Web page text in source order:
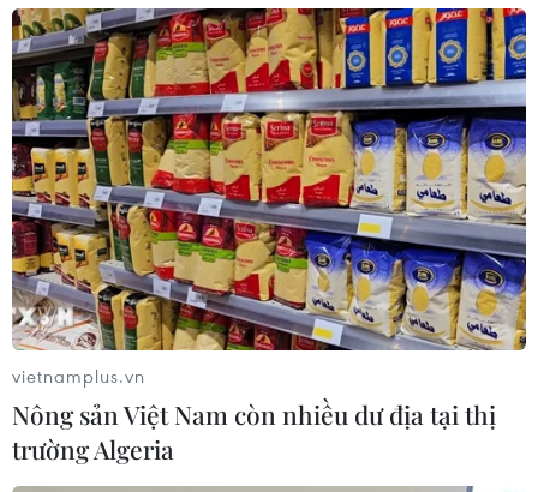
vietnamplus.vn
Nông sản Việt Nam còn nhiều dư địa tại thị
trường Algeria